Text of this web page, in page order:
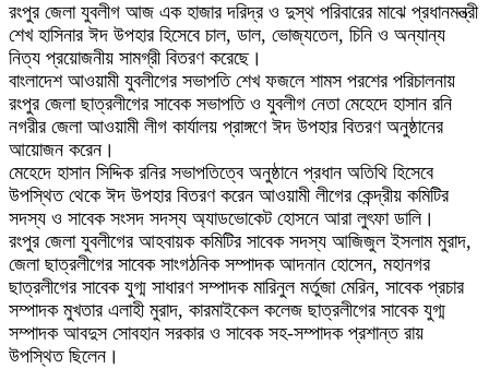
রংপুর জেলা যুবলীগ আজ এক হাজার দরিদ্র ও দুস্থ পরিবারের মাঝে প্রধানমন্ত্রী
শেখ হাসিনার ঈদ উপহার হিসেবে চাল, ডাল, ভোজ্যতেল, চিনি ও অন্যান্য
নিত্য প্রয়োজনীয় সামগ্রী বিতরণ করেছে।
বাংলাদেশ আওয়ামী যুবলীগের সভাপতি শেখ ফজলে শামস পরশের পরিচালনায়
রংপুর জেলা ছাত্রলীগের সাবেক সভাপতি ও যুবলীগ নেতা মেহেদে হাসান রনি
নগরীর জেলা আওয়ামী লীগ কার্যালয় প্রাঙ্গণে ঈদ উপহার বিতরণ অনুষ্ঠানের
আয়োজন করেন।
মেহেদে হাসান সিদ্দিক রনির সভাপতিত্বে অনুষ্ঠানে প্রধান অতিথি হিসেবে
উপস্থিত থেকে ঈদ উপহার বিতরণ করেন আওয়ামী লীগের কেন্দ্রীয় কমিটির
সদস্য ও সাবেক সংসদ সদস্য অ্যাডভোকেট হোসনে আরা লুৎফা ডালি।
রংপুর জেলা যুবলীগের আহবায়ক কমিটির সাবেক সদস্য আজিজুল ইসলাম মুরাদ,
জেলা ছাত্রলীগের সাবেক সাংগঠনিক সম্পাদক আদনান হোসেন, মহানগর
ছাত্রলীগের সাবেক যুগ্ম সাধারণ সম্পাদক মারিনুল মর্তুজা মেরিন, সাবেক প্রচার
সম্পাদক মুখতার এলাহী মুরাদ, কারমাইকেল কলেজ ছাত্রলীগের সাবেক যুগ্ম
সম্পাদক আবদুস সোবহান সরকার ও সাবেক সহ-সম্পাদক প্রশান্ত রায়
উপস্থিত ছিলেন।